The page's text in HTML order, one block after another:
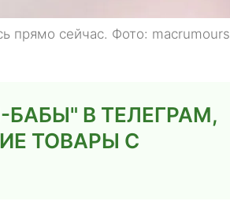
прямо сейчас. Фото: macrumours
В ТЕЛЕГРАМ,
ТОВАРЫ С